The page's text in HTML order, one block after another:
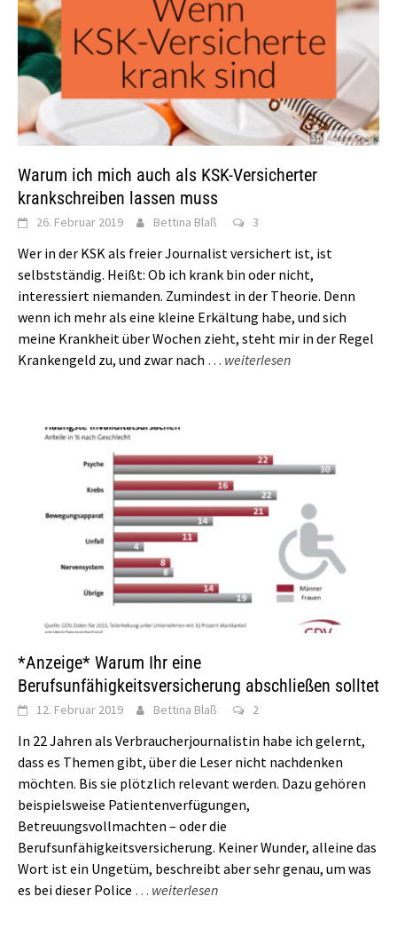
Warum ich mich auch als KSK-Versicherter
krankschreiben lassen muss
26. Februar 2019 Bettina Blaß 3
Wer in der KSK als freier Journalist versichert ist, ist
selbstständig. Heißt: Ob ich krank bin oder nicht,
interessiert niemanden. Zumindest in der Theorie. Denn
wenn ich mehr als eine kleine Erkältung habe, und sich
meine Krankheit über Wochen zieht, steht mir in der Regel
Krankengeld zu, und zwar nach … weiterlesen
*Anzeige* Warum Ihr eine
Berufsunfähigkeitsversicherung abschließen solltet
12. Februar 2019 Bettina Blaß 2
In 22 Jahren als Verbraucherjournalistin habe ich gelernt,
dass es Themen gibt, über die Leser nicht nachdenken
möchten. Bis sie plötzlich relevant werden. Dazu gehören
beispielsweise Patientenverfügungen,
Betreuungsvollmachten – oder die
Berufsunfähigkeitsversicherung. Keiner Wunder, alleine das
Wort ist ein Ungetüm, beschreibt aber sehr genau, um was
es bei dieser Police … weiterlesen